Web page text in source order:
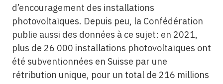
d’encouragement des installations
photovoltaïques. Depuis peu, la Confédération
publie aussi des données à ce sujet: en 2021,
plus de 26 000 installations photovoltaïques ont
été subventionnées en Suisse par une
rétribution unique, pour un total de 216 millions